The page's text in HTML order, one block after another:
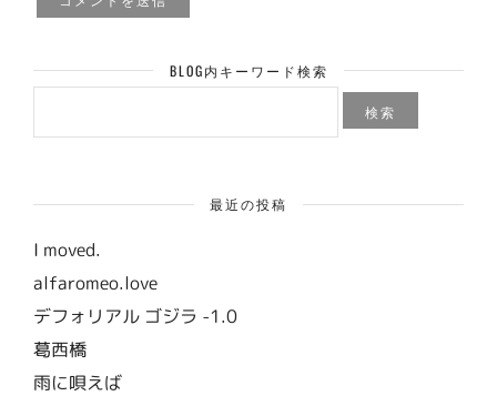
BLOG内キーワード検索
検
最近の投稿
I moved.
alfaromeo.love
デフォリアル ゴジラ -1.0
葛西橋
雨に唄えば